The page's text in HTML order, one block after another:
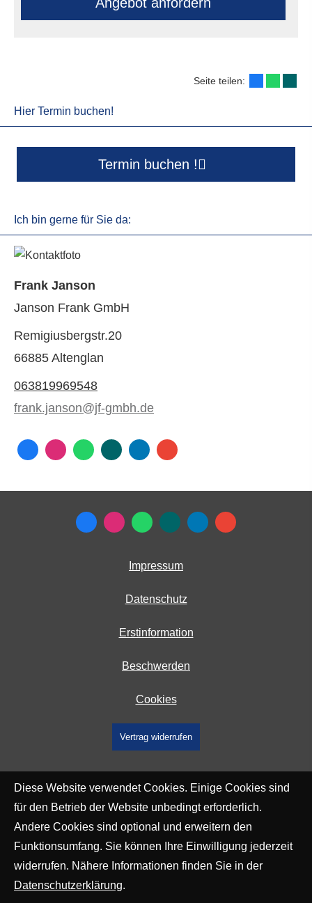
Seite teilen:
Hier Termin buchen!
Termin buchen !
Ich bin gerne für Sie da:
Frank Janson
Janson Frank GmbH
Remigiusbergstr.20
66885 Altenglan
063819969548
frank.janson@jf-gmbh.de
Impressum
Datenschutz
Erstinformation
Beschwerden
Cookies
Vertrag widerrufen
Diese Website verwendet Cookies. Einige Cookies sind
für den Betrieb der Website unbedingt erforderlich.
Andere Cookies sind optional und erweitern den
Funktionsumfang. Sie können Ihre Einwilligung jederzeit
widerrufen. Nähere Informationen finden Sie in der
Datenschutzerklärung.